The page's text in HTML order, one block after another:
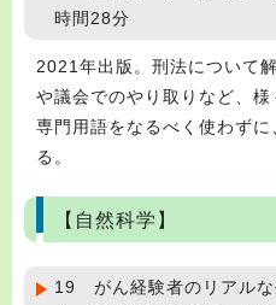
時間28分
2021年出版。刑法について
や議会でのやり取りなど、様
専門用語をなるべく使わず
る。
【自然科学】
19 がん経験者のリアル